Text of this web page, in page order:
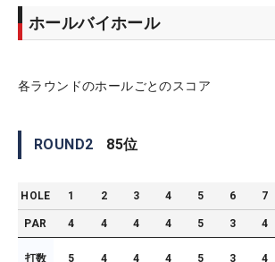
ホールバイホール
各ラウンドのホールごとのスコア
ROUND2 85位
HOLE 1 2 3 4 5 6 7
PAR 4 4 4 4 5 3 4
打数 5 4 4 4 5 3 4